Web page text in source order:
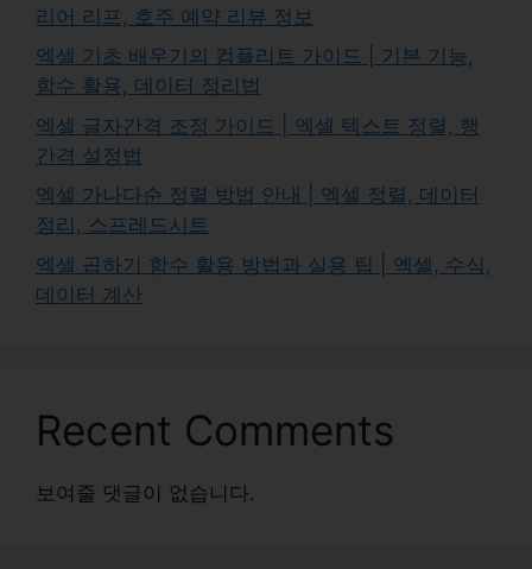
리어 리프, 호주 예약 리뷰 정보
엑셀 기초 배우기의 컴플리트 가이드 | 기본 기능,
함수 활용, 데이터 정리법
엑셀 글자간격 조정 가이드 | 엑셀 텍스트 정렬, 행
간격 설정법
엑셀 가나다순 정렬 방법 안내 | 엑셀 정렬, 데이터
정리, 스프레드시트
엑셀 곱하기 함수 활용 방법과 실용 팁 | 엑셀, 수식,
데이터 계산
Recent Comments
보여줄 댓글이 없습니다.